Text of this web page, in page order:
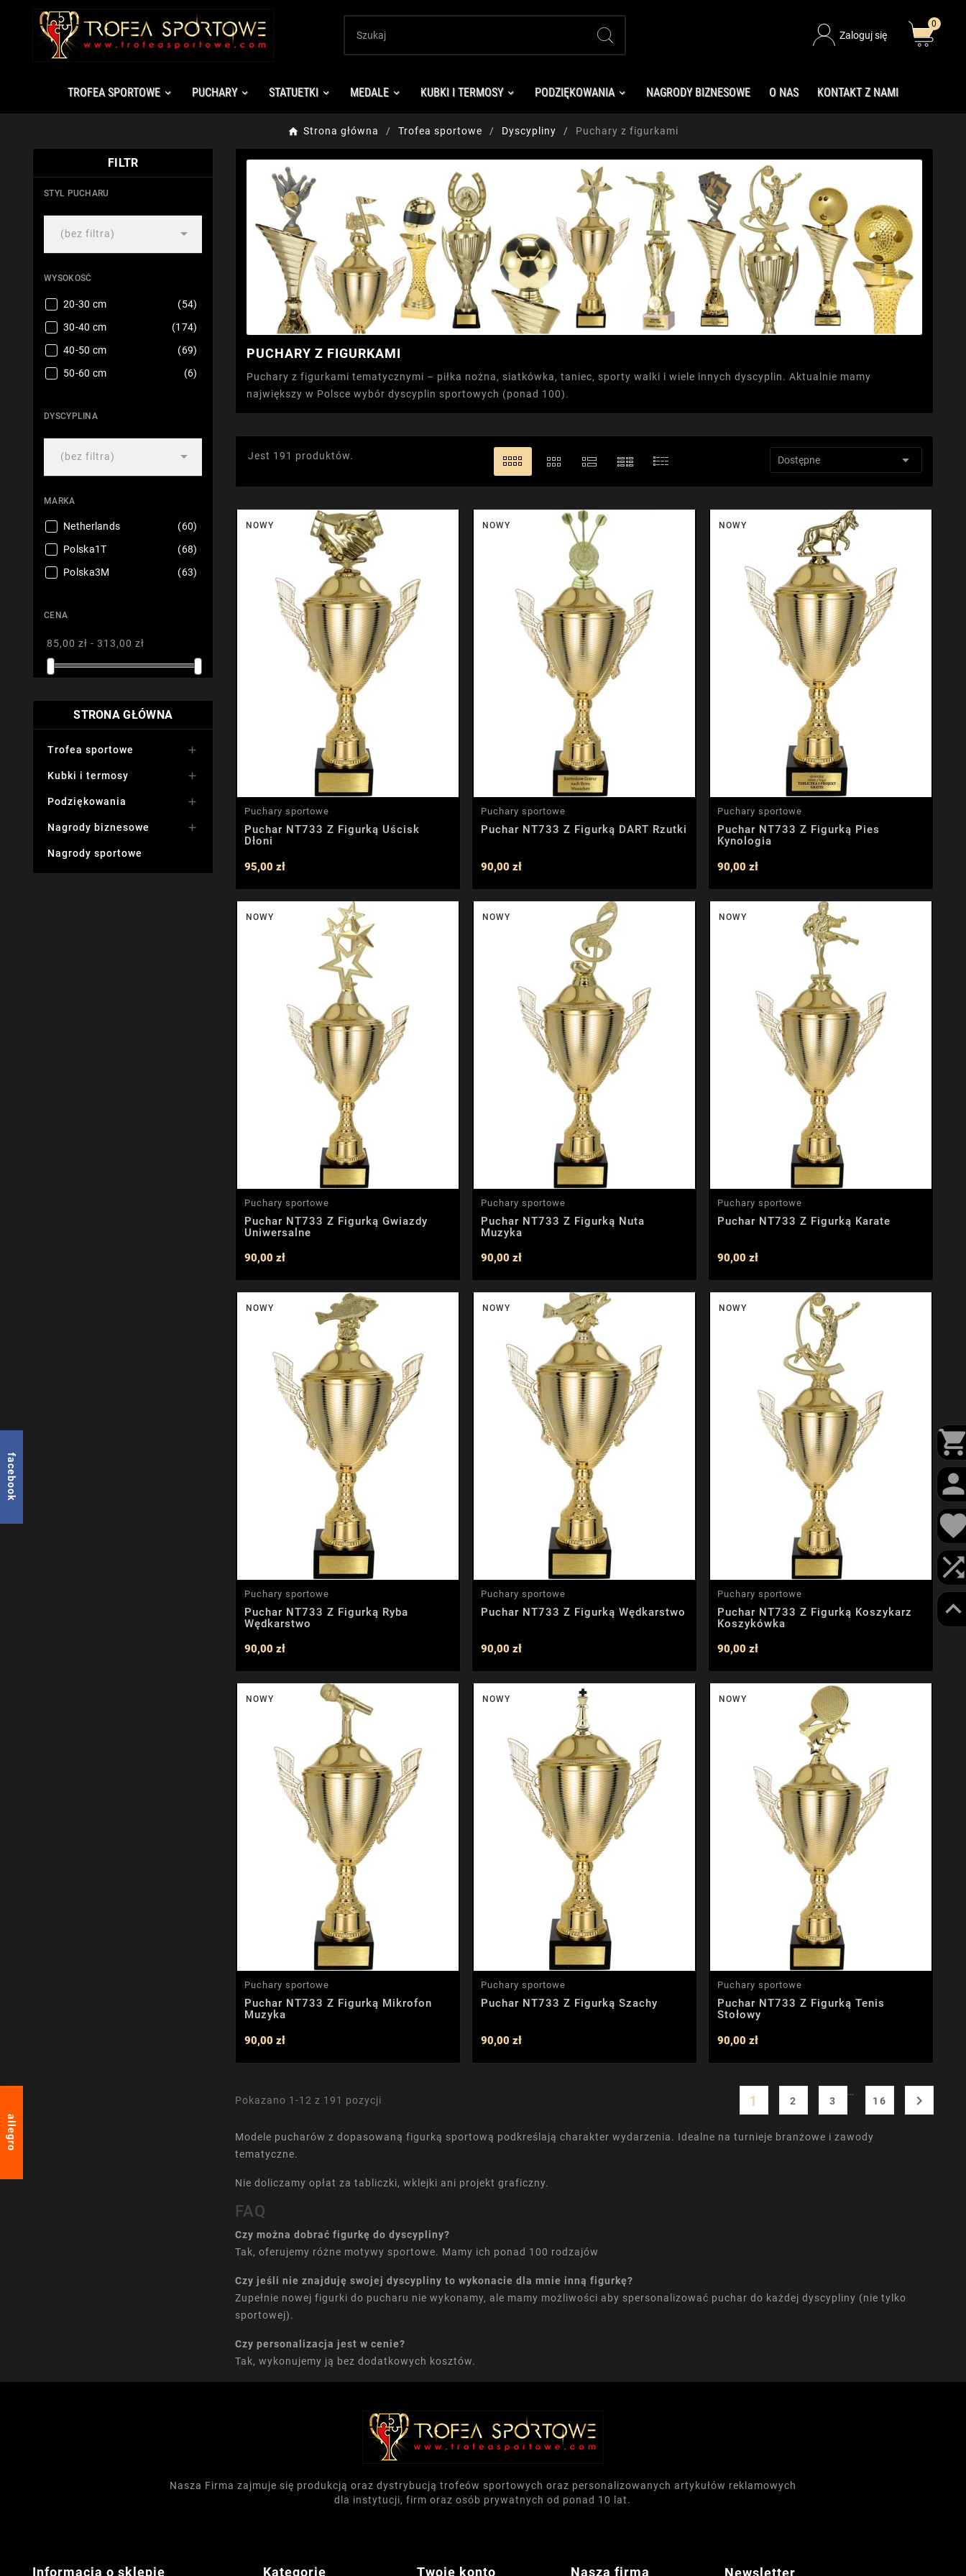
Zaloguj się
0
TROFEA SPORTOWE PUCHARY STATUETKI MEDALE KUBKI I TERMOSY PODZIĘKOWANIA NAGRODY BIZNESOWE O NAS KONTAKT Z NAMI
Strona główna Trofea sportowe Dyscypliny Puchary z figurkami
FILTR
STYL PUCHARU
(bez filtra) 
WYSOKOŚĆ
20-30 cm
(54)
30-40 cm
(174)
40-50 cm
(69)
50-60 cm
(6)
DYSCYPLINA
(bez filtra) 
MARKA
Netherlands
(60)
Polska1T
(68)
Polska3M
(63)
CENA
85,00 zł - 313,00 zł
STRONA GŁÓWNA
Trofea sportowe 
Kubki i termosy 
Podziękowania 
Nagrody biznesowe 
Nagrody sportowe
PUCHARY Z FIGURKAMI
Puchary z figurkami tematycznymi – piłka nożna, siatkówka, taniec, sporty walki i wiele innych dyscyplin. Aktualnie mamy
największy w Polsce wybór dyscyplin sportowych (ponad 100).
Jest 191 produktów. Dostępne 
NOWY
Puchary sportowe
Puchar NT733 Z Figurką Uścisk
Dłoni
95,00 zł
NOWY
Puchary sportowe
Puchar NT733 Z Figurką DART Rzutki
90,00 zł
NOWY
Puchary sportowe
Puchar NT733 Z Figurką Pies
Kynologia
90,00 zł
NOWY
Puchary sportowe
Puchar NT733 Z Figurką Gwiazdy
Uniwersalne
90,00 zł
NOWY
Puchary sportowe
Puchar NT733 Z Figurką Nuta
Muzyka
90,00 zł
NOWY
Puchary sportowe
Puchar NT733 Z Figurką Karate
90,00 zł
NOWY
Puchary sportowe
Puchar NT733 Z Figurką Ryba
Wędkarstwo
90,00 zł
NOWY
Puchary sportowe
Puchar NT733 Z Figurką Wędkarstwo
90,00 zł
NOWY
Puchary sportowe
Puchar NT733 Z Figurką Koszykarz
Koszykówka
90,00 zł
NOWY
Puchary sportowe
Puchar NT733 Z Figurką Mikrofon
Muzyka
90,00 zł
NOWY
Puchary sportowe
Puchar NT733 Z Figurką Szachy
90,00 zł
NOWY
Puchary sportowe
Puchar NT733 Z Figurką Tenis
Stołowy
90,00 zł
Pokazano 1-12 z 191 pozycji 1 2 3
…
16

Modele pucharów z dopasowaną figurką sportową podkreślają charakter wydarzenia. Idealne na turnieje branżowe i zawody
tematyczne.
Nie doliczamy opłat za tabliczki, wklejki ani projekt graficzny.
FAQ
Czy można dobrać figurkę do dyscypliny?
Tak, oferujemy różne motywy sportowe. Mamy ich ponad 100 rodzajów
Czy jeśli nie znajduję swojej dyscypliny to wykonacie dla mnie inną figurkę?
Zupełnie nowej figurki do pucharu nie wykonamy, ale mamy możliwości aby spersonalizować puchar do każdej dyscypliny (nie tylko
sportowej).
Czy personalizacja jest w cenie?
Tak, wykonujemy ją bez dodatkowych kosztów.
Nasza Firma zajmuje się produkcją oraz dystrybucją trofeów sportowych oraz personalizowanych artykułów reklamowych
dla instytucji, firm oraz osób prywatnych od ponad 10 lat.
Informacja o sklepie Kategorie Twoje konto Nasza firma Newsletter
facebook
allegro